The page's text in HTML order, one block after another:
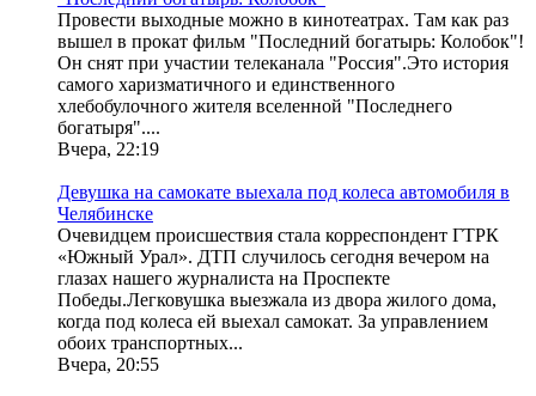
Провести выходные можно в кинотеатрах. Там как раз
вышел в прокат фильм "Последний богатырь: Колобок"!
Он снят при участии телеканала "Россия".Это история
самого харизматичного и единственного
хлебобулочного жителя вселенной "Последнего
богатыря"....
Вчера, 22:19
Девушка на самокате выехала под колеса автомобиля в
Челябинске
Очевидцем происшествия стала корреспондент ГТРК
«Южный Урал». ДТП случилось сегодня вечером на
глазах нашего журналиста на Проспекте
Победы.Легковушка выезжала из двора жилого дома,
когда под колеса ей выехал самокат. За управлением
обоих транспортных...
Вчера, 20:55